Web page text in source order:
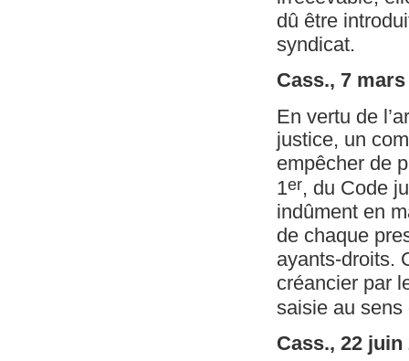
dû être
syndicat.
Cass., 7
En vertu de
justice, un
empêcher de
1er, du Code
indûment en
de chaque
ayants-droits.
créancier par
saisie au sens
Cass., 22 juin